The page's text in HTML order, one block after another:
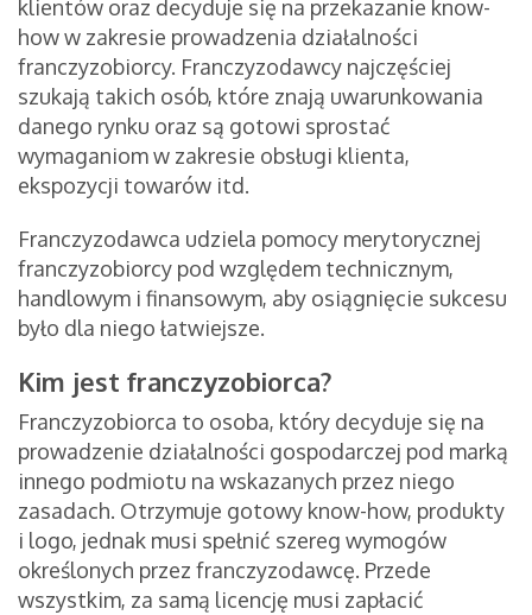
klientów oraz decyduje się na przekazanie know-
how w zakresie prowadzenia działalności
franczyzobiorcy. Franczyzodawcy najczęściej
szukają takich osób, które znają uwarunkowania
danego rynku oraz są gotowi sprostać
wymaganiom w zakresie obsługi klienta,
ekspozycji towarów itd.
Franczyzodawca udziela pomocy merytorycznej
franczyzobiorcy pod względem technicznym,
handlowym i finansowym, aby osiągnięcie sukcesu
było dla niego łatwiejsze.
Kim jest franczyzobiorca?
Franczyzobiorca to osoba, który decyduje się na
prowadzenie działalności gospodarczej pod marką
innego podmiotu na wskazanych przez niego
zasadach. Otrzymuje gotowy know-how, produkty
i logo, jednak musi spełnić szereg wymogów
określonych przez franczyzodawcę. Przede
wszystkim, za samą licencję musi zapłacić